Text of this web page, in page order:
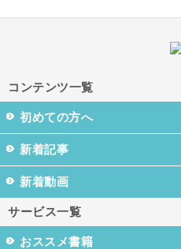
コンテンツ一覧
初めての方へ
新着記事
新着動画
サービス一覧
おススメ書籍